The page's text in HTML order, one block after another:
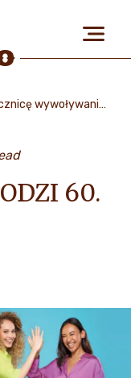
wywoływania uśmiechu
60.